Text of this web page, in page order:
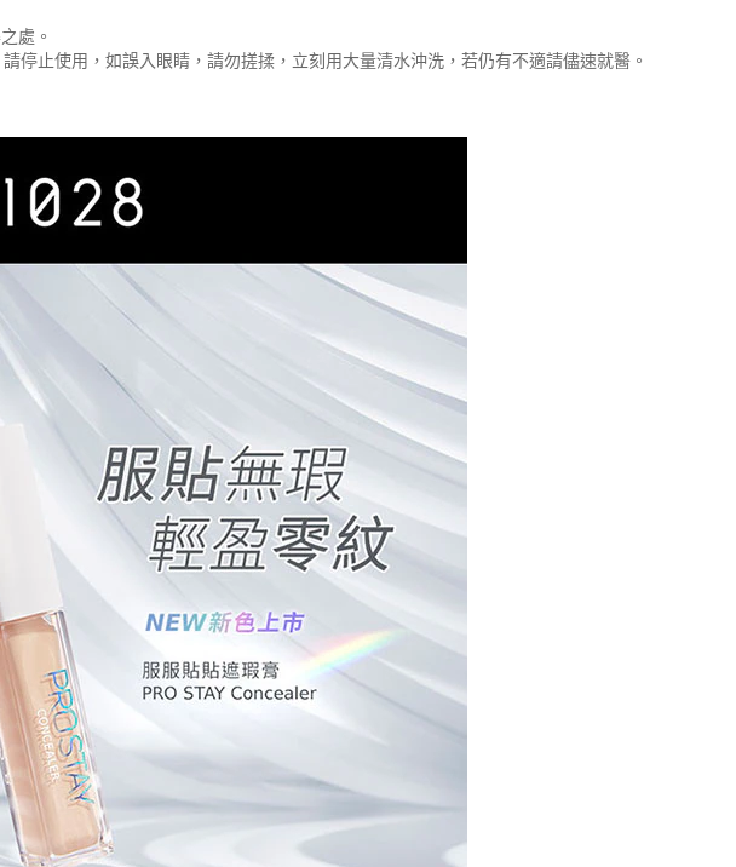
處。
停止使用，如誤入眼睛，請勿搓揉，立刻用大量清水沖洗，若仍有不適請儘速就醫。